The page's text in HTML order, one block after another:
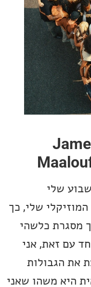
שלי, כך
אני
שאני